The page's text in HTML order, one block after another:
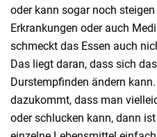
oder kann sogar noch
Erkrankungen oder auch
schmeckt das Essen auch
Das liegt daran, dass sich
Durstempfinden ändern
dazukommt, dass man
oder schlucken kann, dann